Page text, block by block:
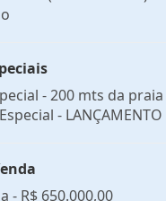
- 200 mts da praia
- LANÇAMENTO
- R$ 650.000,00